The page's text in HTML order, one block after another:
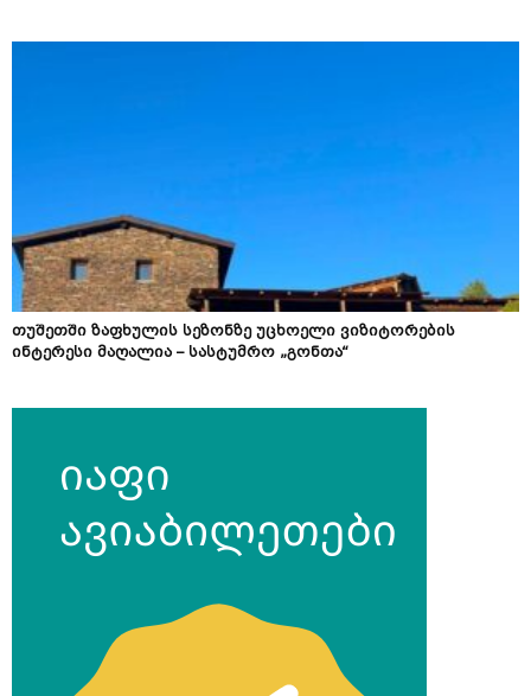
თუშეთში ზაფხულის სეზონზე უცხოელი ვიზიტორების
ინტერესი მაღალია – სასტუმრო „გონთა“